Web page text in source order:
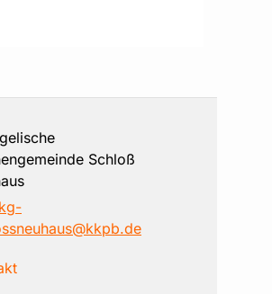
Schloß